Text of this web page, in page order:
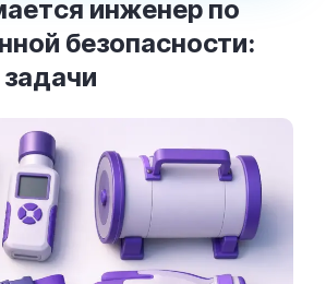
инженер по
безопасности:
задачи